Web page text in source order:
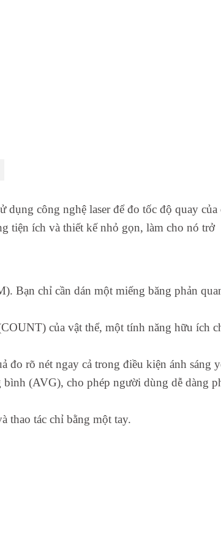
công nghệ laser để đo tốc độ quay của
tiện ích và thiết kế nhỏ gọn, làm cho nó trở
Bạn chỉ cần dán một miếng băng phản
của vật thể, một tính năng hữu ích
rõ nét ngay cả trong điều kiện ánh sáng
(AVG), cho phép người dùng dễ dàng
thao tác chỉ bằng một tay.